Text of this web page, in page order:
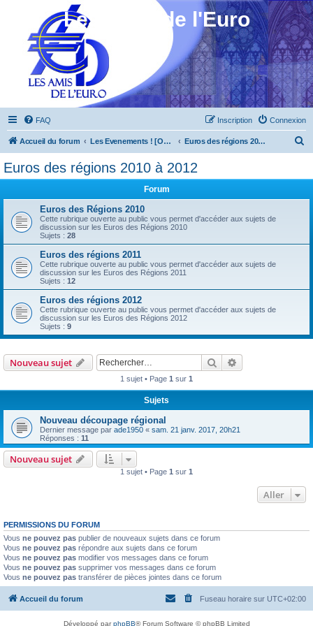
Les Amis de l'Euro
FAQ Connexion
Inscription
Accueil du forum Les Evenements ! [Ouvert au public] Euros des régions 2010 à 2012
r
Euros des régions 2010 à 2012
Forum
Euros des Régions 2010
Cette rubrique ouverte au public vous permet d'accéder aux sujets de
discussion sur les Euros des Régions 2010
Sujets : 28
Euros des régions 2011
Cette rubrique ouverte au public vous permet d'accéder aux sujets de
discussion sur les Euros des Régions 2011
Sujets : 12
Euros des régions 2012
Cette rubrique ouverte au public vous permet d'accéder aux sujets de
discussion sur les Euros des Régions 2012
Sujets : 9
Nouveau sujet Rechercher
1 sujet • Page 1 sur 1
Sujets
Nouveau découpage régional
Dernier message par ade1950 « sam. 21 janv. 2017, 20h21
Réponses : 11
Nouveau sujet
1 sujet • Page 1 sur 1
Aller
PERMISSIONS DU FORUM
Vous ne pouvez pas publier de nouveaux sujets dans ce forum
Vous ne pouvez pas répondre aux sujets dans ce forum
Vous ne pouvez pas modifier vos messages dans ce forum
Vous ne pouvez pas supprimer vos messages dans ce forum
Vous ne pouvez pas transférer de pièces jointes dans ce forum
Accueil du forum Fuseau horaire sur UTC+02:00
Développé parphpBB® Forum Software © phpBB Limited